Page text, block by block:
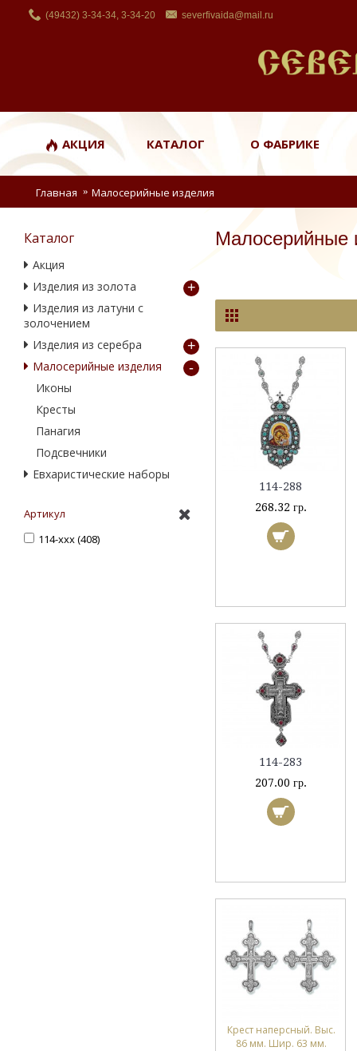
(49432) 3-34-34, 3-34-20 severfivaida@mail.ru
АКЦИЯ КАТАЛОГ О ФАБРИКЕ
Главная Малосерийные изделия
Каталог
Акция
Изделия из золота
+
Изделия из латуни с
золочением
Изделия из серебра
+
Малосерийные изделия -
Иконы
Кресты
Панагия
Подсвечники
Eвхаристические наборы
Артикул
114-ххх (408)
Малосерийные
114-288
268.32 гр.
114-283
207.00 гр.
Крест наперсный. Выс.
86 мм. Шир. 63 мм.